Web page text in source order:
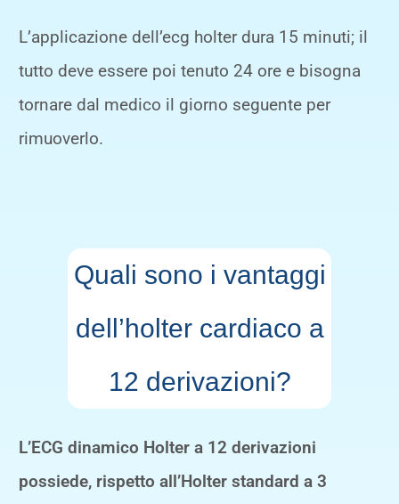
L’applicazione dell’ecg holter dura 15 minuti; il
tutto deve essere poi tenuto 24 ore e bisogna
tornare dal medico il giorno seguente per
rimuoverlo.
Quali sono i vantaggi
dell’holter cardiaco a
12 derivazioni?
L’ECG dinamico Holter a 12 derivazioni
possiede, rispetto all’Holter standard a 3